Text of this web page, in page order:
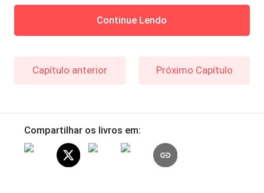
Continue Lendo
Capítulo anterior Próximo Capítulo
Compartilhar os livros em: